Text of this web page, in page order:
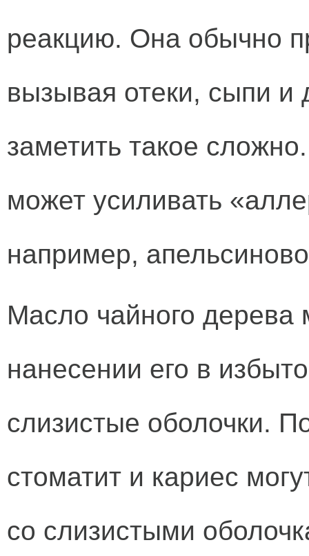
реакцию. Она обычно
вызывая отеки, сыпи
заметить такое
может усиливать
например,
Масло чайного дерева
нанесении его в
слизистые оболочки.
стоматит и кариес
со слизистыми